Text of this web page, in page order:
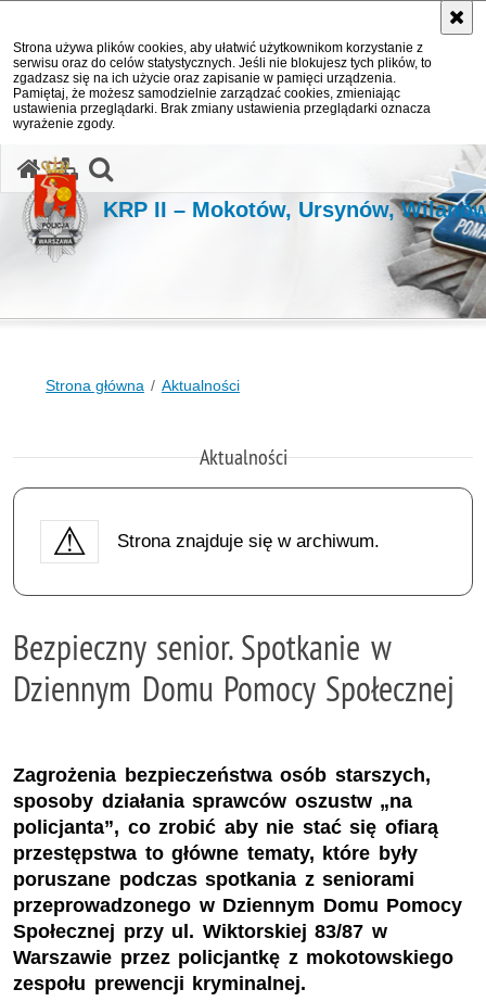
Strona używa plików cookies, aby ułatwić użytkownikom korzystanie z
serwisu oraz do celów statystycznych. Jeśli nie blokujesz tych plików, to
zgadzasz się na ich użycie oraz zapisanie w pamięci urządzenia.
Pamiętaj, że możesz samodzielnie zarządzać cookies, zmieniając
ustawienia przeglądarki. Brak zmiany ustawienia przeglądarki oznacza
wyrażenie zgody.
KRP II – Mokotów, Ursynów,
Strona główna Aktualności
Aktualności
Strona znajduje się w archiwum.
Bezpieczny senior. Spotkanie w
Dziennym Domu Pomocy Społecznej
Zagrożenia bezpieczeństwa osób starszych,
sposoby działania sprawców oszustw „na
policjanta”, co zrobić aby nie stać się ofiarą
przestępstwa to główne tematy, które były
poruszane podczas spotkania z seniorami
przeprowadzonego w Dziennym Domu Pomocy
Społecznej przy ul. Wiktorskiej 83/87 w
Warszawie przez policjantkę z mokotowskiego
zespołu prewencji kryminalnej.